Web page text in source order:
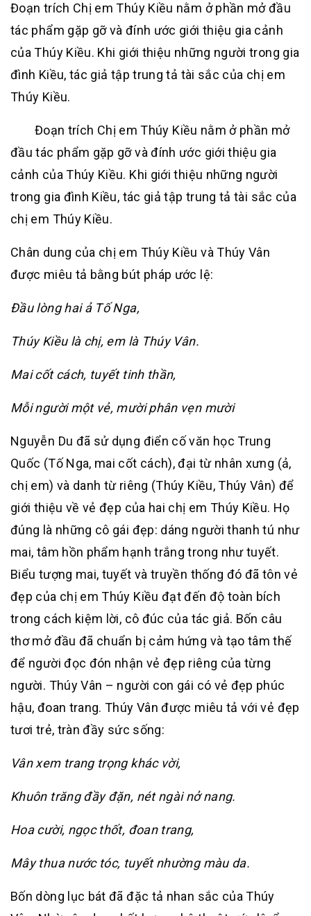
Đoạn trích Chị em Thúy Kiều nằm ở phần mở đầu
tác phẩm gặp gỡ và đính ước giới thiệu gia cảnh
của Thúy Kiều. Khi giới thiệu những người trong gia
đình Kiều, tác giả tập trung tả tài sắc của chị em
Thúy Kiều.
Đoạn trích Chị em Thúy Kiều nằm ở phần mở
đầu tác phẩm gặp gỡ và đính ước giới thiệu gia
cảnh của Thúy Kiều. Khi giới thiệu những người
trong gia đình Kiều, tác giả tập trung tả tài sắc của
chị em Thúy Kiều.
Chân dung của chị em Thúy Kiều và Thúy Vân
được miêu tả bằng bút pháp ước lệ:
Đầu lòng hai ả Tố Nga,
Thúy Kiều là chị, em là Thúy Vân.
Mai cốt cách, tuyết tinh thần,
Mỗi người một vẻ, mười phân vẹn mười
Nguyễn Du đã sử dụng điển cố văn học Trung
Quốc (Tố Nga, mai cốt cách), đại từ nhân xưng (ả,
chị em) và danh từ riêng (Thúy Kiều, Thúy Vân) để
giới thiệu về vẻ đẹp của hai chị em Thúy Kiều. Họ
đúng là những cô gái đẹp: dáng người thanh tú như
mai, tâm hồn phẩm hạnh trắng trong như tuyết.
Biểu tượng mai, tuyết và truyền thống đó đã tôn vẻ
đẹp của chị em Thúy Kiều đạt đến độ toàn bích
trong cách kiệm lời, cô đúc của tác giả. Bốn câu
thơ mở đầu đã chuẩn bị cảm hứng và tạo tâm thế
để người đọc đón nhận vẻ đẹp riêng của từng
người. Thúy Vân – người con gái có vẻ đẹp phúc
hậu, đoan trang. Thúy Vân được miêu tả với vẻ đẹp
tươi trẻ, tràn đầy sức sống:
Vân xem trang trọng khác vời,
Khuôn trăng đầy đặn, nét ngài nở nang.
Hoa cười, ngọc thốt, đoan trang,
Mây thua nước tóc, tuyết nhường màu da.
Bốn dòng lục bát đã đặc tả nhan sắc của Thúy